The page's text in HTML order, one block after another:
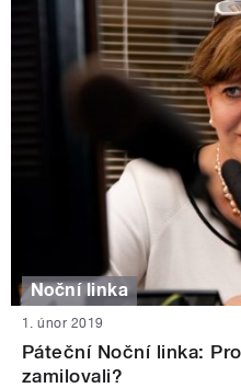
Noční linka
1. únor 2019
Páteční Noční linka:
zamilovali?